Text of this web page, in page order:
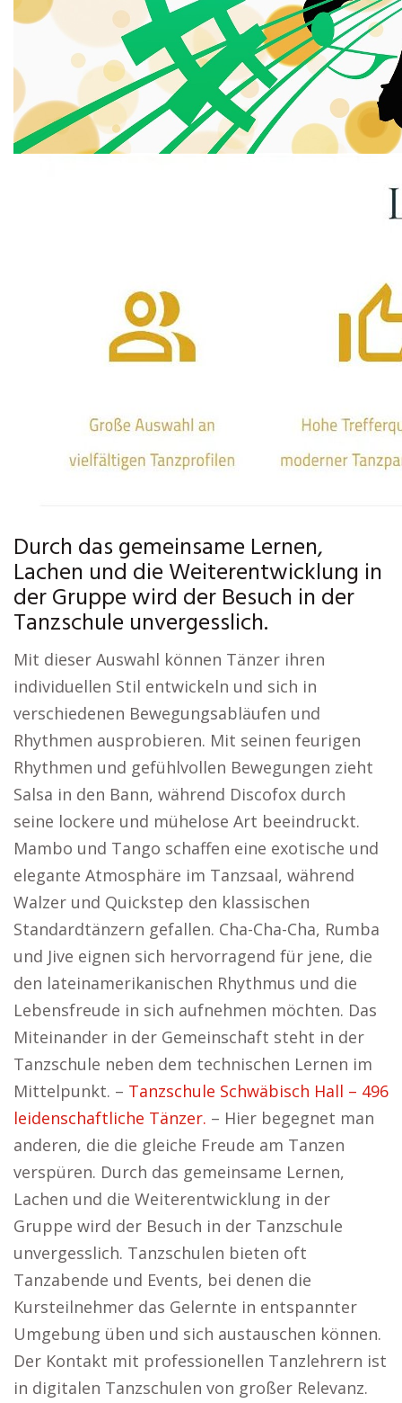
Durch das gemeinsame Lernen,
Lachen und die Weiterentwicklung in
der Gruppe wird der Besuch in der
Tanzschule unvergesslich.
Mit dieser Auswahl können Tänzer ihren
individuellen Stil entwickeln und sich in
verschiedenen Bewegungsabläufen und
Rhythmen ausprobieren. Mit seinen feurigen
Rhythmen und gefühlvollen Bewegungen zieht
Salsa in den Bann, während Discofox durch
seine lockere und mühelose Art beeindruckt.
Mambo und Tango schaffen eine exotische und
elegante Atmosphäre im Tanzsaal, während
Walzer und Quickstep den klassischen
Standardtänzern gefallen. Cha-Cha-Cha, Rumba
und Jive eignen sich hervorragend für jene, die
den lateinamerikanischen Rhythmus und die
Lebensfreude in sich aufnehmen möchten. Das
Miteinander in der Gemeinschaft steht in der
Tanzschule neben dem technischen Lernen im
Mittelpunkt. – Tanzschule Schwäbisch Hall – 496
leidenschaftliche Tänzer. – Hier begegnet man
anderen, die die gleiche Freude am Tanzen
verspüren. Durch das gemeinsame Lernen,
Lachen und die Weiterentwicklung in der
Gruppe wird der Besuch in der Tanzschule
unvergesslich. Tanzschulen bieten oft
Tanzabende und Events, bei denen die
Kursteilnehmer das Gelernte in entspannter
Umgebung üben und sich austauschen können.
Der Kontakt mit professionellen Tanzlehrern ist
in digitalen Tanzschulen von großer Relevanz.